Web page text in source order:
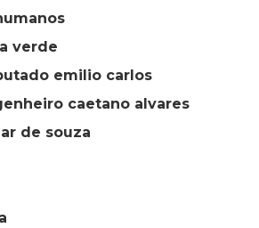
verde
emilio carlos
caetano alvares
de souza